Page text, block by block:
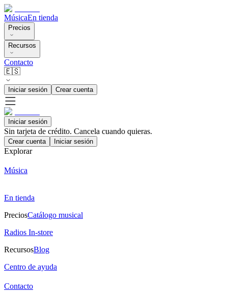
MúsicaEn tienda
Precios
Recursos
Contacto
🇪🇸
Iniciar sesión Crear cuenta
Iniciar sesión
Sin tarjeta de crédito. Cancela cuando quieras.
Crear cuenta Iniciar sesión
Explorar
Música
En tienda
PreciosCatálogo musical
Radios In-store
RecursosBlog
Centro de ayuda
Contacto